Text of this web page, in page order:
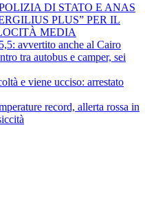
DI STATO E ANAS
PLUS” PER IL
MEDIA
avvertito anche al Cairo
tra autobus e camper, sei
e viene ucciso: arrestato
record, allerta rossa in